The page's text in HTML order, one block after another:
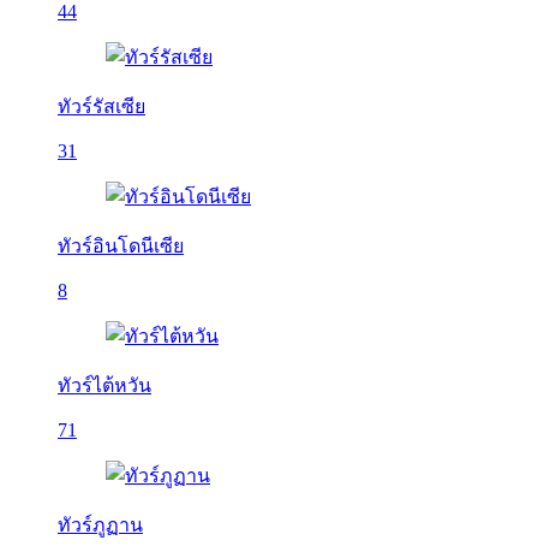
44
ทัวร์รัสเซีย
31
ทัวร์อินโดนีเซีย
8
ทัวร์ไต้หวัน
71
ทัวร์ภูฏาน